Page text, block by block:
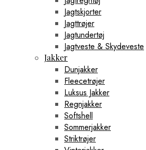
Jagtskjorter
Jagttrøjer
Jagtundertøj
Jagtveste & Skydeveste
Jakker
Dunjakker
Fleecetrøjer
Luksus Jakker
Regnjakker
Softshell
Sommerjakker
Striktrøjer